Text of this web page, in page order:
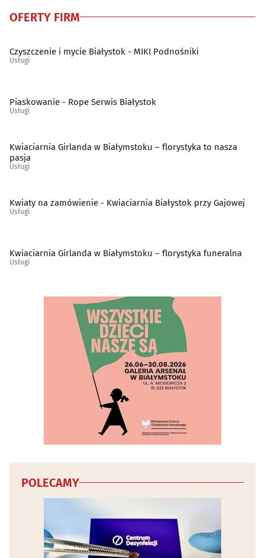
Tapicerzy(23)
Telekomunikacja - systemy, usługi
Weterynarze(28)
Wody mineralne i napoje - producenci, hurtownie
(19)
Wyposażenie gastronomii i hoteli(4)
Wypożyczalnie narzędzi i elektronarzędzi
Wypożyczanie DVD i video (4)
Wywóz nieczystości i śmieci(9)
Zwierzęta - szkolenie(4)
OFERTY FIRM
Czyszczenie i mycie Białystok - MIKI Podnośniki
Usługi
Piaskowanie - Rope Serwis Białystok
Usługi
Kwiaciarnia Girlanda w Białymstoku – florystyka to nasza
pasja
Usługi
Kwiaty na zamówienie - Kwiaciarnia Białystok przy Gajowej
Usługi
Kwiaciarnia Girlanda w Białymstoku – florystyka funeralna
Usługi
POLECAMY